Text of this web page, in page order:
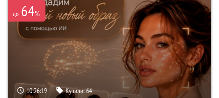
до 64%
10:26:18 Купили:64